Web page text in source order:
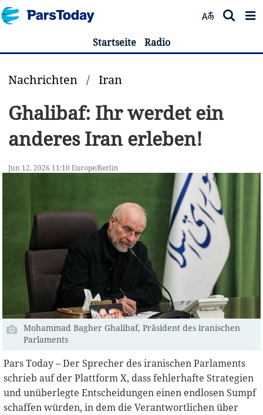
Startseite Radio
Nachrichten / Iran
Ghalibaf: Ihr werdet ein
anderes Iran erleben!
Jun 12, 2026 11:10 Europe/Berlin
Mohammad Bagher Ghalibaf, Präsident des iranischen
Parlaments
Pars Today – Der Sprecher des iranischen Parlaments
schrieb auf der Plattform X, dass fehlerhafte Strategien
und unüberlegte Entscheidungen einen endlosen Sumpf
schaffen würden, in dem die Verantwortlichen über